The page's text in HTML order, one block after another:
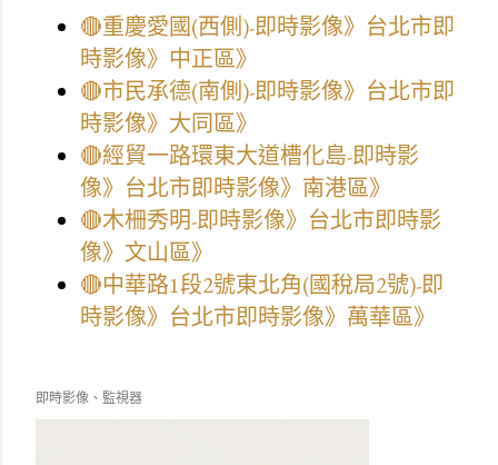
🔴重慶愛國(西側)-即時影像》台北市即
時影像》中正區》
🔴市民承德(南側)-即時影像》台北市即
時影像》大同區》
🔴經貿一路環東大道槽化島-即時影
像》台北市即時影像》南港區》
🔴木柵秀明-即時影像》台北市即時影
像》文山區》
🔴中華路1段2號東北角(國稅局2號)-即
時影像》台北市即時影像》萬華區》
即時影像、監視器